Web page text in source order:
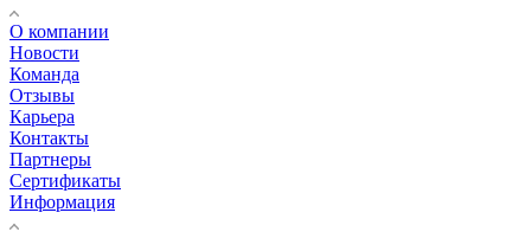
О компании
Новости
Команда
Отзывы
Карьера
Контакты
Партнеры
Сертификаты
Информация